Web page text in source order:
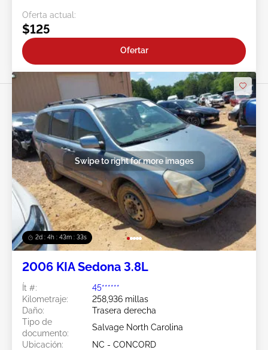
Oferta actual:
$125
Ofertar
2d : 4h : 43m : 30s
Swipe to right for more images
2006 KIA Sedona 3.8L
Ít #:
45******
Kilometraje:
258,936 millas
Daño:
Trasera derecha
Tipo de
documento:
Salvage North Carolina
Ubicación:
NC - CONCORD